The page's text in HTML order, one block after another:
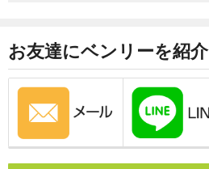
お友達にベンリーを紹介